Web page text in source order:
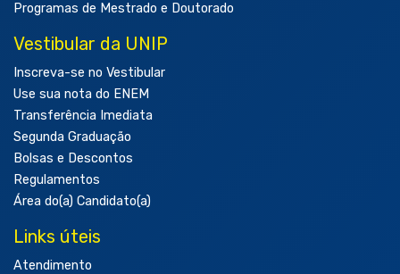
Programas de Mestrado e Doutorado
Vestibular da UNIP
Inscreva-se no Vestibular
Use sua nota do ENEM
Transferência Imediata
Segunda Graduação
Bolsas e Descontos
Regulamentos
Área do(a) Candidato(a)
Links úteis
Atendimento